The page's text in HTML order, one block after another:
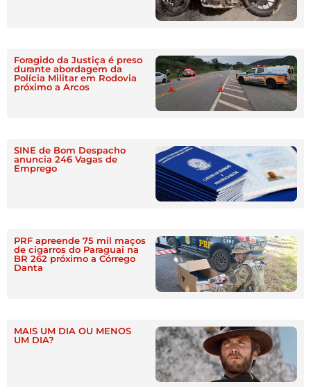
Foragido da Justiça é preso
durante abordagem da
Polícia Militar em Rodovia
próximo a Arcos
SINE de Bom Despacho
anuncia 246 Vagas de
Emprego
PRF apreende 75 mil maços
de cigarros do Paraguai na
BR 262 próximo a Córrego
Danta
MAIS UM DIA OU MENOS
UM DIA?